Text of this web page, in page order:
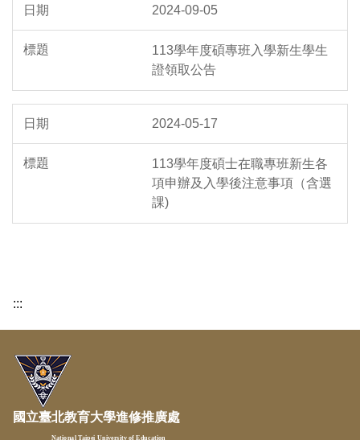
2024-09-05
113學年度碩專班入學新生學生
證領取公告
2024-05-17
113學年度碩士在職專班新生各
項申辦及入學後注意事項（含選
課)
:::
國立臺北教育大學進修推廣處
National Taipei University of Education